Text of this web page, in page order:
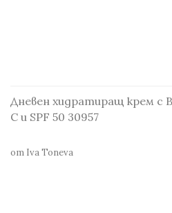
Дневен хидратиращ крем с
С и SPF 50 30957
от Iva Toneva